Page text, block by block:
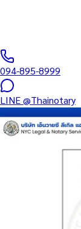
094-895-8999
LINE@Thainotary